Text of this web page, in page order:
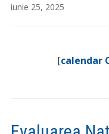
iunie 25, 2025
[calendar